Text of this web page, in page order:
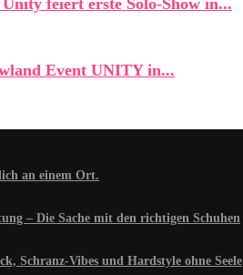
Event UNITY in...
an einem Ort.
– Die Sache mit den richtigen Schuhen
Schranz-Vibes und Hardstyle ohne Seele